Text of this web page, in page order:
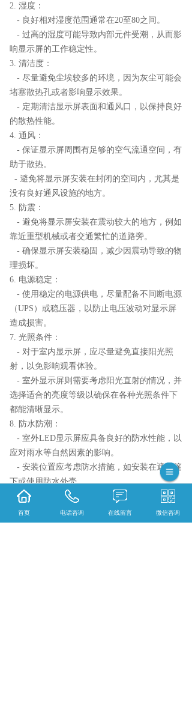
2. 湿度：
- 良好相对湿度范围通常在20至80之间。
- 过高的湿度可能导致内部元件受潮，从而影
响显示屏的工作稳定性。
3. 清洁度：
- 尽量避免尘埃较多的环境，因为灰尘可能会
堵塞散热孔或者影响显示效果。
- 定期清洁显示屏表面和通风口，以保持良好
的散热性能。
4. 通风：
- 保证显示屏周围有足够的空气流通空间，有
助于散热。
- 避免将显示屏安装在封闭的空间内，尤其是
没有良好通风设施的地方。
5. 防震：
- 避免将显示屏安装在震动较大的地方，例如
靠近重型机械或者交通繁忙的道路旁。
- 确保显示屏安装稳固，减少因震动导致的物
理损坏。
6. 电源稳定：
- 使用稳定的电源供电，尽量配备不间断电源
（UPS）或稳压器，以防止电压波动对显示屏
造成损害。
7. 光照条件：
- 对于室内显示屏，应尽量避免直接阳光照
射，以免影响观看体验。
- 室外显示屏则需要考虑阳光直射的情况，并
选择适合的亮度等级以确保在各种光照条件下
都能清晰显示。
8. 防水防潮：
- 室外LED显示屏应具备良好的防水性能，以
应对雨水等自然因素的影响。
- 安装位置应考虑防水措施，如安装在遮阳篷
下或使用防水外壳。
通过遵循这些良好实践，您可以使LED显示屏
的使用寿命并保持其良好的工作状态。
首页 电话咨询 在线留言 微信咨询